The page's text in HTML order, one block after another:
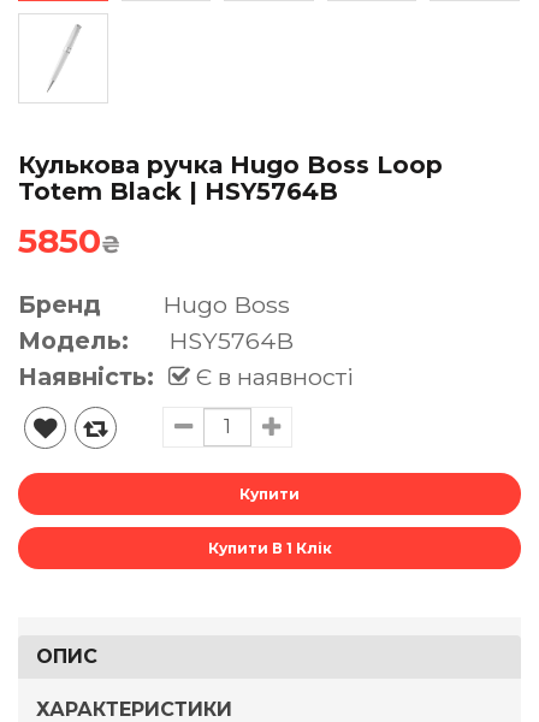
Кулькова ручка Hugo Boss Loop
Totem Black | HSY5764B
5850₴
Бренд
Hugo Boss
Модель:
HSY5764B
Наявність:
Є в наявності
Купити В 1 Клік
ОПИС
ХАРАКТЕРИСТИКИ